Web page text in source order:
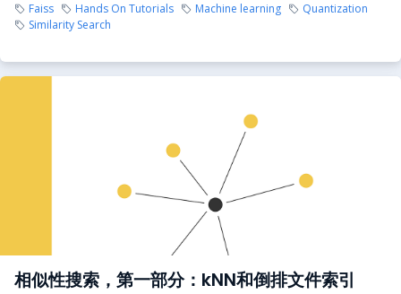
Faiss Hands On Tutorials Machine learning
Quantization
Similarity Search
相似性搜索，第一部分：kNN和倒排文件索引